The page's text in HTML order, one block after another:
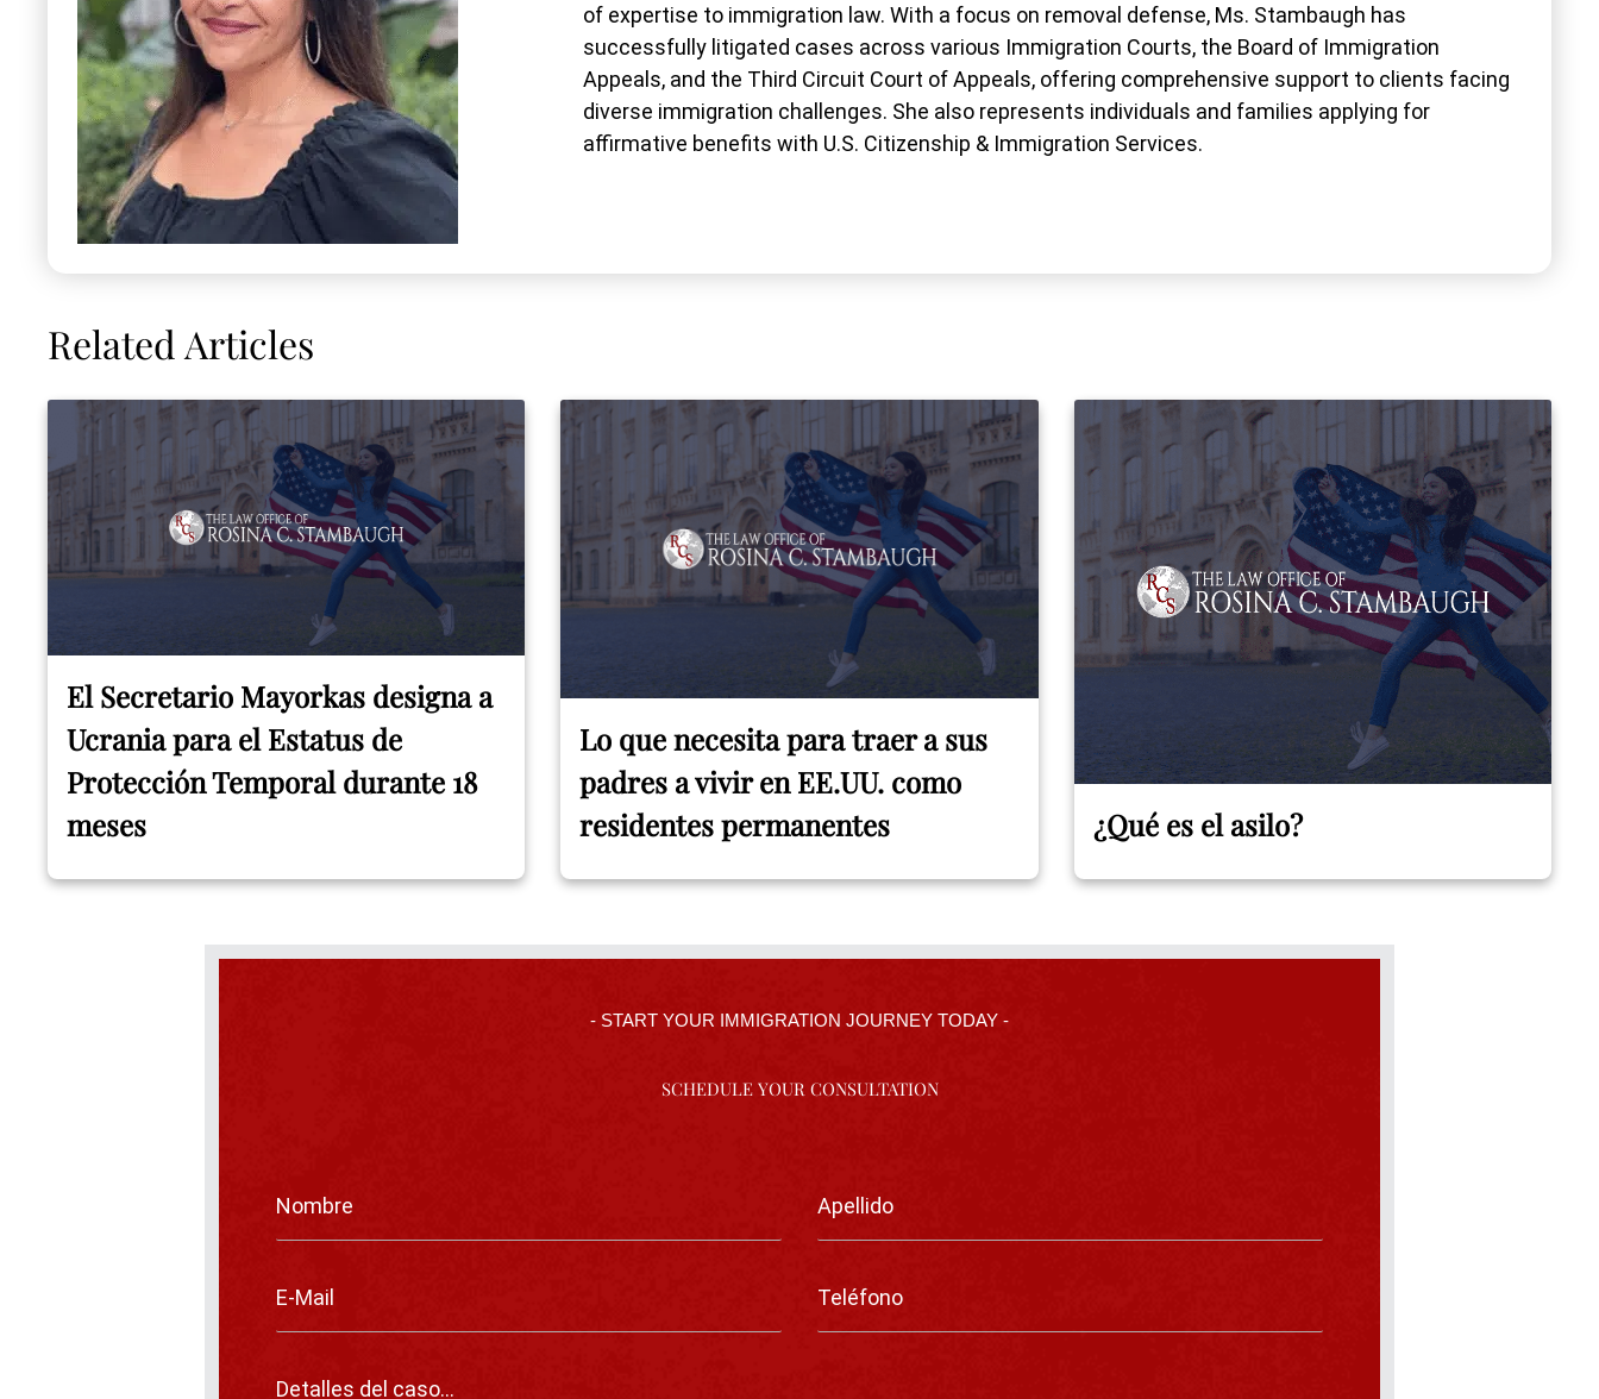
of expertise to immigration law. With a focus on removal defense, Ms. Stambaugh has
successfully litigated cases across various Immigration Courts, the Board of Immigration
Appeals, and the Third Circuit Court of Appeals, offering comprehensive support to clients facing
diverse immigration challenges. She also represents individuals and families applying for
affirmative benefits with U.S. Citizenship & Immigration Services.
Related Articles
El Secretario Mayorkas designa a
Ucrania para el Estatus de
Protección Temporal durante 18
meses
Lo que necesita para traer a sus
padres a vivir en EE.UU. como
residentes permanentes
¿Qué es el asilo?
- START YOUR IMMIGRATION JOURNEY TODAY -
SCHEDULE YOUR CONSULTATION